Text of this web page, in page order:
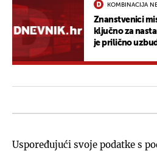
KOMBINACIJA
Znanstvenici
ključno za
je prilično
Uspoređujući svoje podatke s